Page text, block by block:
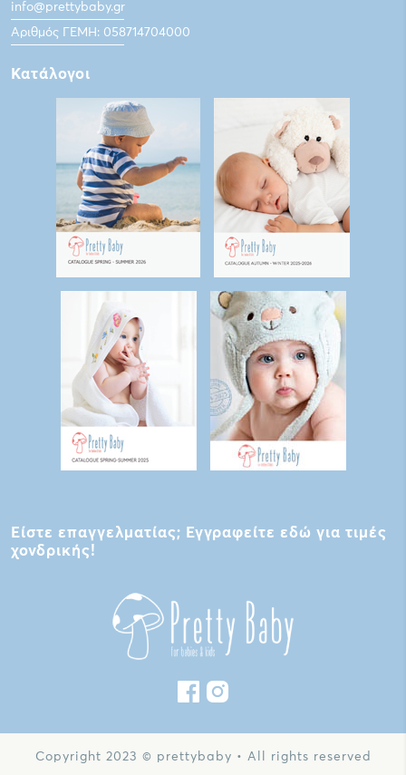
info@prettybaby.gr
Αριθμός ΓΕΜΗ: 058714704000
Κατάλογοι
Είστε επαγγελματίας; Εγγραφείτε εδώ για τιμές
χονδρικής!
Copyright 2023 © prettybaby • All rights reserved